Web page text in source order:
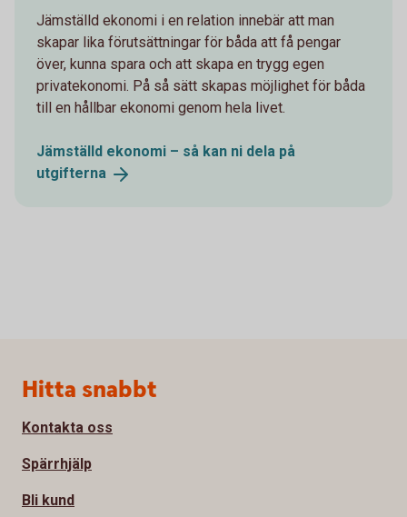
Jämställd ekonomi i en relation innebär att man
skapar lika förutsättningar för båda att få pengar
över, kunna spara och att skapa en trygg egen
privatekonomi. På så sätt skapas möjlighet för båda
till en hållbar ekonomi genom hela livet.
Jämställd ekonomi – så kan ni dela på
utgifterna
Sidfot
Hitta snabbt
Kontakta oss
Spärrhjälp
Bli kund